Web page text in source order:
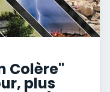
Colère"
plus